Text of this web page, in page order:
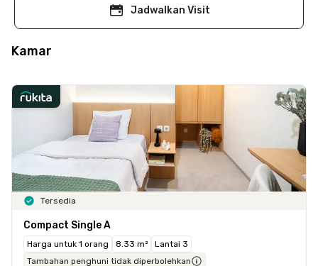
Jadwalkan Visit
Kamar
Tersedia
Compact Single A
Harga untuk 1 orang 8.33 m²
Lantai 3
Tambahan penghuni tidak diperbolehkan